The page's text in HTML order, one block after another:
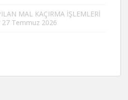
MAL KAÇIRMA İŞLEMLERİ
27 Temmuz 2026